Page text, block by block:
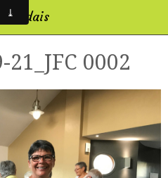
0002